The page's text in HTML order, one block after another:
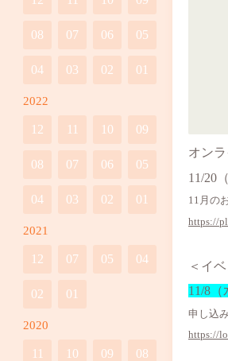
オン
11/20
11月の
https://
＜イ
11/8
申し込
https://
08 07 06 05
04 03 02 01
2022
12 11 10 09
08 07 06 05
04 03 02 01
2021
12 07 05 04
02 01
2020
11 10 09 08